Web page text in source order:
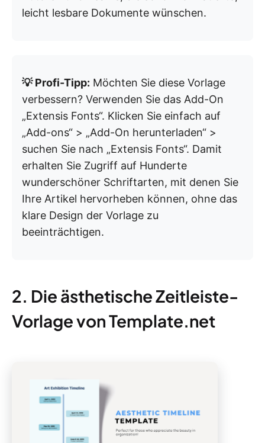
leicht lesbare Dokumente wünschen.
💡 Profi-Tipp: Möchten Sie diese Vorlage
verbessern? Verwenden Sie das Add-On
„Extensis Fonts“. Klicken Sie einfach auf
„Add-ons“ > „Add-On herunterladen“ >
suchen Sie nach „Extensis Fonts“. Damit
erhalten Sie Zugriff auf Hunderte
wunderschöner Schriftarten, mit denen Sie
Ihre Artikel hervorheben können, ohne das
klare Design der Vorlage zu
beeinträchtigen.
2. Die ästhetische Zeitleiste-
Vorlage von Template.net